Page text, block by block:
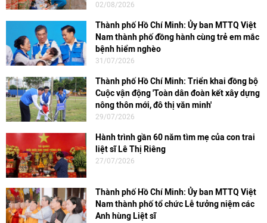
02/08/2026
Thành phố Hồ Chí Minh: Ủy ban MTTQ Việt
Nam thành phố đồng hành cùng trẻ em mắc
bệnh hiểm nghèo
31/07/2026
Thành phố Hồ Chí Minh: Triển khai đồng bộ
Cuộc vận động 'Toàn dân đoàn kết xây dựng
nông thôn mới, đô thị văn minh'
29/07/2026
Hành trình gần 60 năm tìm mẹ của con trai
liệt sĩ Lê Thị Riêng
27/07/2026
Thành phố Hồ Chí Minh: Ủy ban MTTQ Việt
Nam thành phố tổ chức Lễ tưởng niệm các
Anh hùng Liệt sĩ